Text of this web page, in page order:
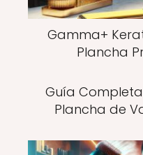
Gamma+
Plancha
Guía
Plancha de